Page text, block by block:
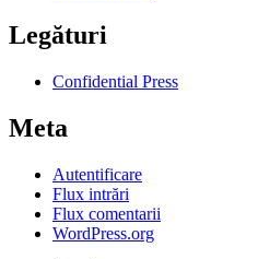
Legături
Confidential Press
Meta
Autentificare
Flux intrări
Flux comentarii
WordPress.org